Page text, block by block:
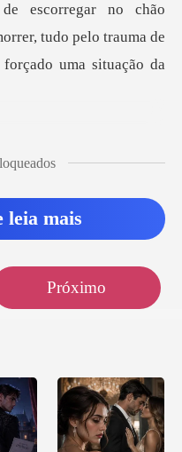
escorregar no chão
leia mais
Próximo